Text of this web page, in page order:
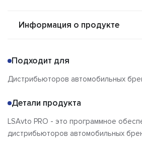
Информация о продукте
Альтернативы
Отзывы
Подходит для
Дистрибьюторов автомобильных
Детали продукта
LSAvto PRO - это программное
дистрибьюторов автомобильных